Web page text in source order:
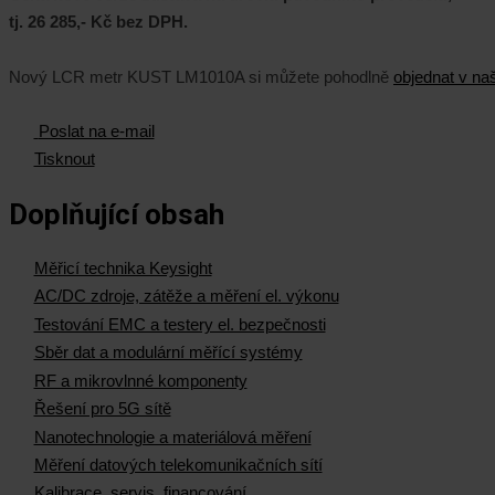
tj. 26 285,- Kč bez DPH.
Nový LCR metr KUST LM1010A si můžete pohodlně objednat v
Poslat na e-mail
Tisknout
Doplňující obsah
Měřicí technika Keysight
AC/DC zdroje, zátěže a měření el. výkonu
Testování EMC a testery el. bezpečnosti
Sběr dat a modulární měřící systémy
RF a mikrovlnné komponenty
Řešení pro 5G sítě
Nanotechnologie a materiálová měření
Měření datových telekomunikačních sítí